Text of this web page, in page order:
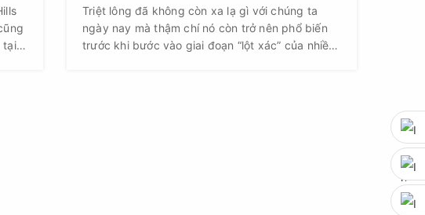
tại
Triệt lông đã không còn xa lạ gì với chúng ta
ngày nay mà thậm chí nó còn trở nên phổ biến
trước khi bước vào giai đoạn “lột xác” của nhiều